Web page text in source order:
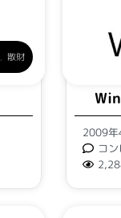
, 散財
2009年
コ